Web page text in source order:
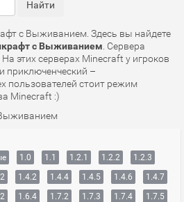
с Выживанием. Здесь вы найдете
с Выживанием . Сервера
этих серверах Minecraft у игроков
приключенческий –
пользователей стоит режим
Minecraft :)
1.0 1.1 1.2.1 1.2.2
1.2.3
1.4.2 1.4.4 1.4.5 1.4.6
1.4.7
1.6.4 1.7.2 1.7.3 1.7.4
1.7.5